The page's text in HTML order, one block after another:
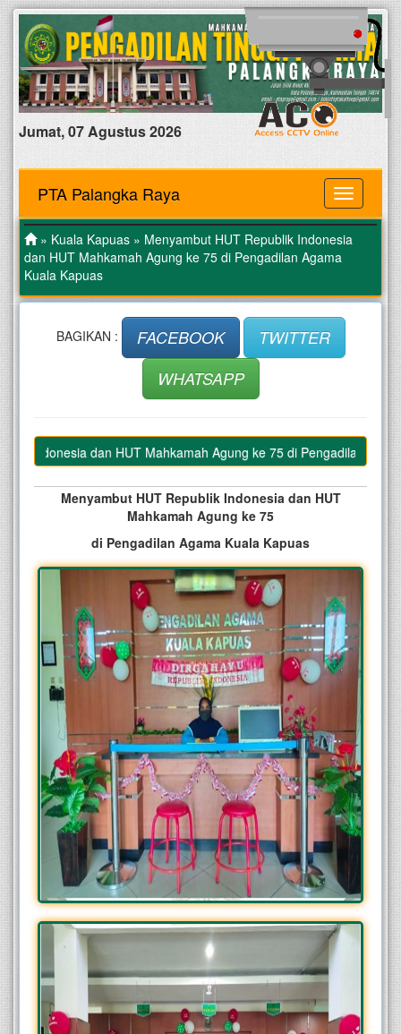
Jumat, 07 Agustus 2026
MENU
PTA Palangka Raya
» Kuala Kapuas » Menyambut HUT Republik Indonesia
dan HUT Mahkamah Agung ke 75 di Pengadilan Agama
Kuala Kapuas
BAGIKAN : FACEBOOK
TWITTER
WHATSAPP
Indonesia dan HUT Mahkamah Agung ke 75 di Pengadilan Agama
Menyambut HUT Republik Indonesia dan HUT
Mahkamah Agung ke 75
di Pengadilan Agama Kuala Kapuas